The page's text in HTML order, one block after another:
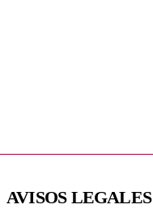
AVISOS LEGALES